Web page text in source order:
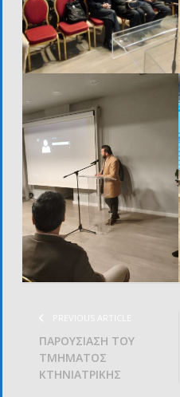
PREVIOUS ARTICLE
ΠΑΡΟΥΣΙΑΣΗ ΤΟΥ
ΤΜΗΜΑΤΟΣ
ΚΤΗΝΙΑΤΡΙΚΗΣ